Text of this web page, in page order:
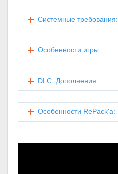
Системные требования:
Особенности игры:
DLC. Дополнения:
Особенности RePack'а: